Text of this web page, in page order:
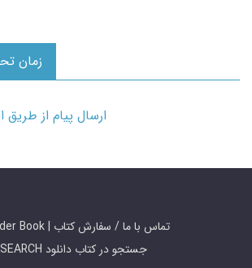
زمان
ارسال پیام از طریق ایتا:
Contact Us / Order Book | تماس با ما / سفارش کتاب
SEARCH جستجو در کتاب دانلود